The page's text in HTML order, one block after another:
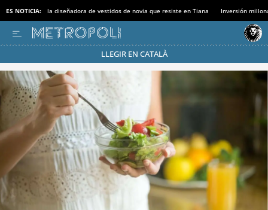
ES NOTICIA: la diseñadora de vestidos de novia que resiste en Tiana Inversión
LLEGIR EN CATALÀ
Pásate al MODO AHORRO